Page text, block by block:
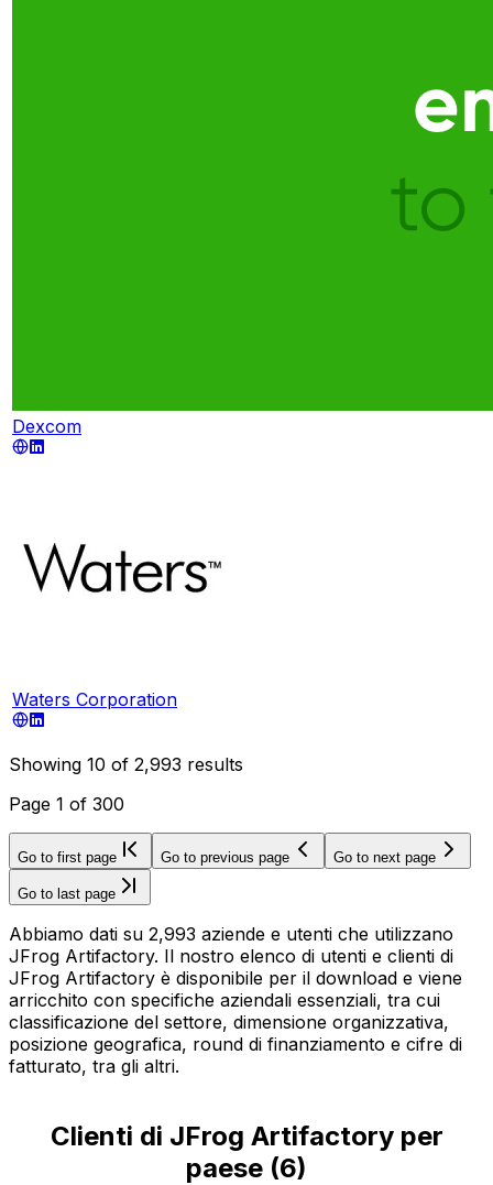
Dexcom
Waters Corporation
Showing 10 of 2,993 results
Page 1 of 300
Go to first page Go to previous page Go to next page
Go to last page
Abbiamo dati su 2,993 aziende e utenti che utilizzano
JFrog Artifactory. Il nostro elenco di utenti e clienti di
JFrog Artifactory è disponibile per il download e viene
arricchito con specifiche aziendali essenziali, tra cui
classificazione del settore, dimensione organizzativa,
posizione geografica, round di finanziamento e cifre di
fatturato, tra gli altri.
Clienti di JFrog Artifactory per
paese (6)